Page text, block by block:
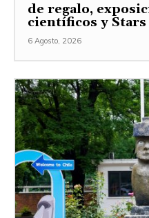
de regalo,
científicos y Stars
6 Agosto, 2026